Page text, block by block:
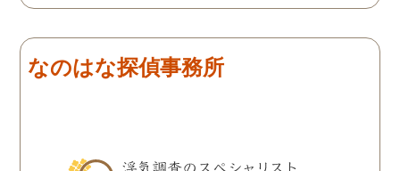
ダメ元で同じ相談をした
してくださり、そして私が
持ってる情報から的確にア
を予想しながら調査してく
ありましたので相談して
さりました。結果として
後どうですか？と連絡ま
なのはな探偵事務所